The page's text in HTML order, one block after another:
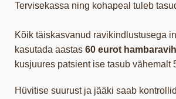
Tervisekassa ning kohapeal tuleb
Kõik täiskasvanud ravikindlustusega
kasutada aastas 60 eurot
kusjuures patsient ise tasub vähemalt
Hüvitise suurust ja jääki saab